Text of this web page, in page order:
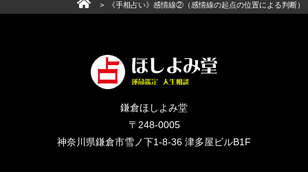
> 《手相占い》感情線②（感情線の起点の位置による判断）
鎌倉ほしよみ堂
〒248-0005
神奈川県鎌倉市雪ノ下1-8-36 津多屋ビルB1F